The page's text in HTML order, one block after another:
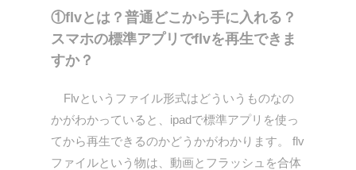
①flvとは？普通どこから手に入れる？
スマホの標準アプリでflvを再生できま
すか？
Flvというファイル形式はどういうものなの
かがわかっていると、ipadで標準アプリを使っ
てから再生できるのかどうかがわかります。 flv
ファイルという物は、動画とフラッシュを合体